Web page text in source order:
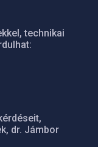
technikai
dr. Jámbor